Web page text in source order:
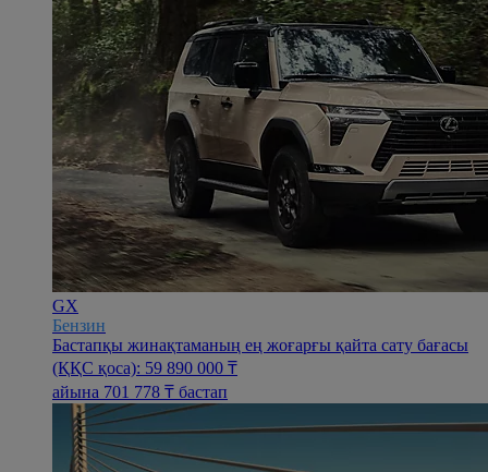
GX
Бензин
Бастапқы жинақтаманың ең жоғарғы қайта сату бағасы
(ҚҚС қоса): 59 890 000 ₸
айына 701 778 ₸ бастап